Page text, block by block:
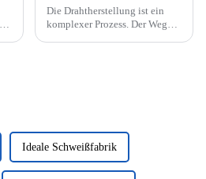
Die Drahtherstellung ist ein
komplexer Prozess. Der Weg
Ideale Schweißfabrik